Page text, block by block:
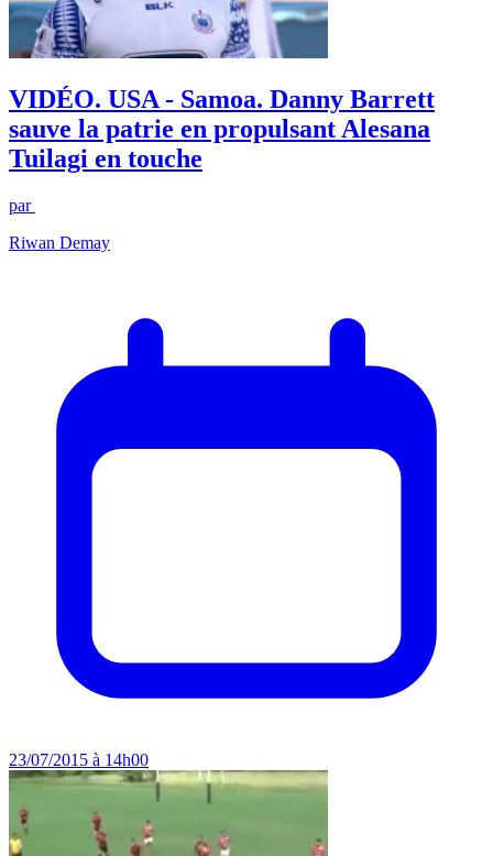
VIDÉO. USA - Samoa. Danny Barrett
sauve la patrie en propulsant Alesana
Tuilagi en touche
par
Riwan Demay
23/07/2015 à 14h00